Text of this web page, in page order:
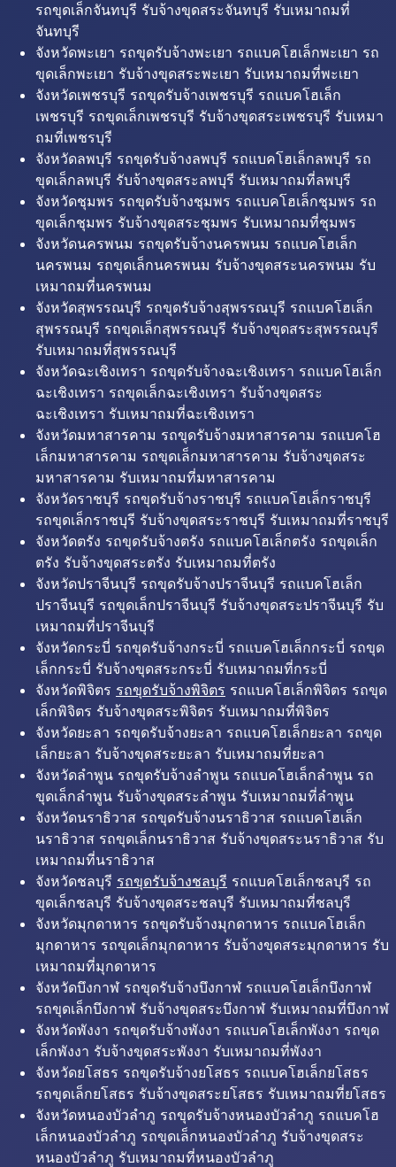
รถขุดเล็กจันทบุรี รับจ้างขุดสระจันทบุรี รับเหมาถมที่
จันทบุรี
จังหวัดพะเยา รถขุดรับจ้างพะเยา รถแบคโฮเล็กพะเยา รถ
ขุดเล็กพะเยา รับจ้างขุดสระพะเยา รับเหมาถมที่พะเยา
จังหวัดเพชรบุรี รถขุดรับจ้างเพชรบุรี รถแบคโฮเล็ก
เพชรบุรี รถขุดเล็กเพชรบุรี รับจ้างขุดสระเพชรบุรี รับเหมา
ถมที่เพชรบุรี
จังหวัดลพบุรี รถขุดรับจ้างลพบุรี รถแบคโฮเล็กลพบุรี รถ
ขุดเล็กลพบุรี รับจ้างขุดสระลพบุรี รับเหมาถมที่ลพบุรี
จังหวัดชุมพร รถขุดรับจ้างชุมพร รถแบคโฮเล็กชุมพร รถ
ขุดเล็กชุมพร รับจ้างขุดสระชุมพร รับเหมาถมที่ชุมพร
จังหวัดนครพนม รถขุดรับจ้างนครพนม รถแบคโฮเล็ก
นครพนม รถขุดเล็กนครพนม รับจ้างขุดสระนครพนม รับ
เหมาถมที่นครพนม
จังหวัดสุพรรณบุรี รถขุดรับจ้างสุพรรณบุรี รถแบคโฮเล็ก
สุพรรณบุรี รถขุดเล็กสุพรรณบุรี รับจ้างขุดสระสุพรรณบุรี
รับเหมาถมที่สุพรรณบุรี
จังหวัดฉะเชิงเทรา รถขุดรับจ้างฉะเชิงเทรา รถแบคโฮเล็ก
ฉะเชิงเทรา รถขุดเล็กฉะเชิงเทรา รับจ้างขุดสระ
ฉะเชิงเทรา รับเหมาถมที่ฉะเชิงเทรา
จังหวัดมหาสารคาม รถขุดรับจ้างมหาสารคาม รถแบคโฮ
เล็กมหาสารคาม รถขุดเล็กมหาสารคาม รับจ้างขุดสระ
มหาสารคาม รับเหมาถมที่มหาสารคาม
จังหวัดราชบุรี รถขุดรับจ้างราชบุรี รถแบคโฮเล็กราชบุรี
รถขุดเล็กราชบุรี รับจ้างขุดสระราชบุรี รับเหมาถมที่ราชบุรี
จังหวัดตรัง รถขุดรับจ้างตรัง รถแบคโฮเล็กตรัง รถขุดเล็ก
ตรัง รับจ้างขุดสระตรัง รับเหมาถมที่ตรัง
จังหวัดปราจีนบุรี รถขุดรับจ้างปราจีนบุรี รถแบคโฮเล็ก
ปราจีนบุรี รถขุดเล็กปราจีนบุรี รับจ้างขุดสระปราจีนบุรี รับ
เหมาถมที่ปราจีนบุรี
จังหวัดกระบี่ รถขุดรับจ้างกระบี่ รถแบคโฮเล็กกระบี่ รถขุด
เล็กกระบี่ รับจ้างขุดสระกระบี่ รับเหมาถมที่กระบี่
จังหวัดพิจิตร รถขุดรับจ้างพิจิตร รถแบคโฮเล็กพิจิตร รถขุด
เล็กพิจิตร รับจ้างขุดสระพิจิตร รับเหมาถมที่พิจิตร
จังหวัดยะลา รถขุดรับจ้างยะลา รถแบคโฮเล็กยะลา รถขุด
เล็กยะลา รับจ้างขุดสระยะลา รับเหมาถมที่ยะลา
จังหวัดลำพูน รถขุดรับจ้างลำพูน รถแบคโฮเล็กลำพูน รถ
ขุดเล็กลำพูน รับจ้างขุดสระลำพูน รับเหมาถมที่ลำพูน
จังหวัดนราธิวาส รถขุดรับจ้างนราธิวาส รถแบคโฮเล็ก
นราธิวาส รถขุดเล็กนราธิวาส รับจ้างขุดสระนราธิวาส รับ
เหมาถมที่นราธิวาส
จังหวัดชลบุรี รถขุดรับจ้างชลบุรี รถแบคโฮเล็กชลบุรี รถ
ขุดเล็กชลบุรี รับจ้างขุดสระชลบุรี รับเหมาถมที่ชลบุรี
จังหวัดมุกดาหาร รถขุดรับจ้างมุกดาหาร รถแบคโฮเล็ก
มุกดาหาร รถขุดเล็กมุกดาหาร รับจ้างขุดสระมุกดาหาร รับ
เหมาถมที่มุกดาหาร
จังหวัดบึงกาฬ รถขุดรับจ้างบึงกาฬ รถแบคโฮเล็กบึงกาฬ
รถขุดเล็กบึงกาฬ รับจ้างขุดสระบึงกาฬ รับเหมาถมที่บึงกาฬ
จังหวัดพังงา รถขุดรับจ้างพังงา รถแบคโฮเล็กพังงา รถขุด
เล็กพังงา รับจ้างขุดสระพังงา รับเหมาถมที่พังงา
จังหวัดยโสธร รถขุดรับจ้างยโสธร รถแบคโฮเล็กยโสธร
รถขุดเล็กยโสธร รับจ้างขุดสระยโสธร รับเหมาถมที่ยโสธร
จังหวัดหนองบัวลำภู รถขุดรับจ้างหนองบัวลำภู รถแบคโฮ
เล็กหนองบัวลำภู รถขุดเล็กหนองบัวลำภู รับจ้างขุดสระ
หนองบัวลำภู รับเหมาถมที่หนองบัวลำภู